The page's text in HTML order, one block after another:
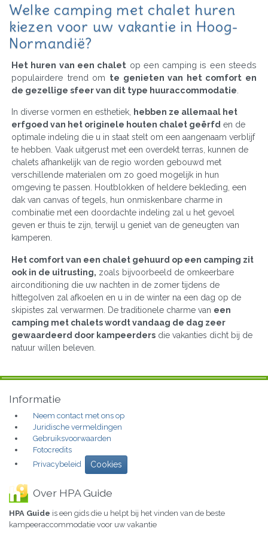
Welke camping met chalet huren
kiezen voor uw vakantie in Hoog-
Normandië?
Het huren van een chalet op een camping is een steeds
populairdere trend om te genieten van het comfort en
de gezellige sfeer van dit type huuraccommodatie
In diverse vormen en esthetiek, hebben ze allemaal het
erfgoed van het originele houten chalet geërfd en de
optimale indeling die u in staat stelt om een aangenaam verblijf
te hebben. Vaak uitgerust met een overdekt terras, kunnen de
chalets afhankelijk van de regio worden gebouwd met
verschillende materialen om zo goed mogelijk in hun
omgeving te passen. Houtblokken of heldere bekleding, een
dak van canvas of tegels, hun onmiskenbare charme in
combinatie met een doordachte indeling zal u het gevoel
geven er thuis te zijn, terwijl u geniet van de geneugten van
kamperen.
Het comfort van een chalet gehuurd op een camping zit
ook in de uitrusting, zoals bijvoorbeeld de omkeerbare
airconditioning die uw nachten in de zomer tijdens de
hittegolven zal afkoelen en u in de winter na een dag op de
skipistes zal verwarmen. De traditionele charme van een
camping met chalets wordt vandaag de dag zeer
gewaardeerd door kampeerders die vakanties dicht bij de
natuur willen beleven.
Informatie
Neem contact met ons op
Juridische vermeldingen
Gebruiksvoorwaarden
Fotocredits
Privacybeleid
Cookies
Over HPA Guide
HPA Guide is een gids die u helpt bij het vinden van de beste
kampeeraccommodatie voor uw vakantie